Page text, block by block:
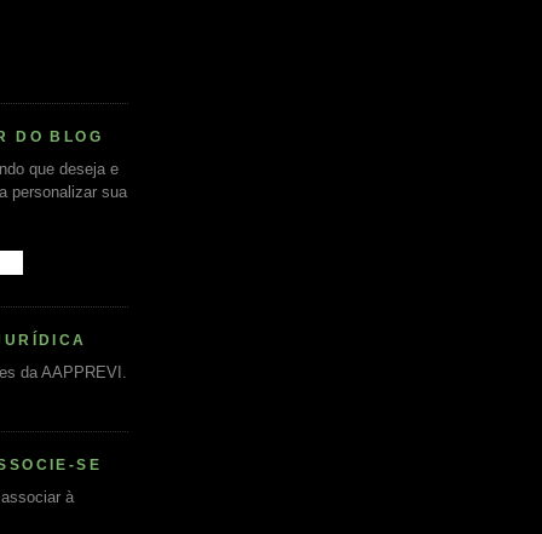
DO BLOG
que deseja e
personalizar sua
da AAPPREVI.
SE
à